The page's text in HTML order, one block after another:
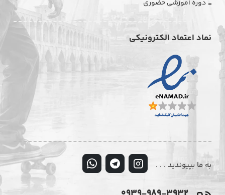
دوره آموزشی حضوری
نماد اعتماد الکترونیکی
به ما بپیوندید . . .